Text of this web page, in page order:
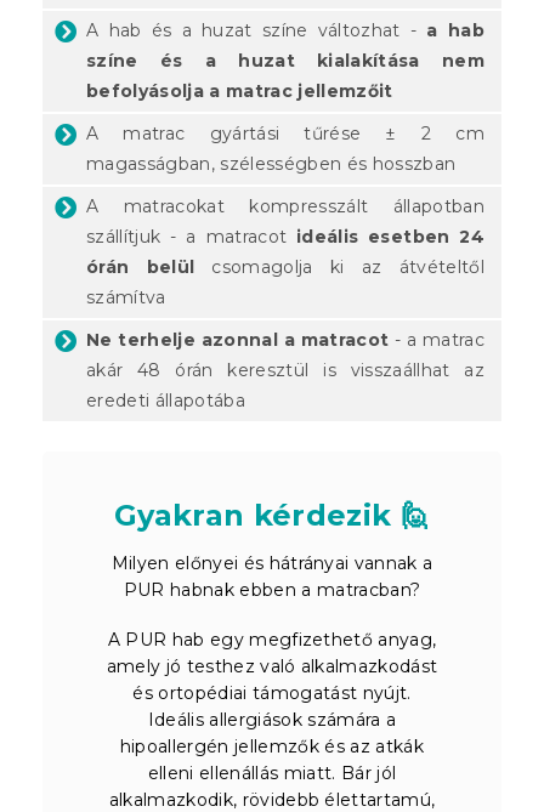
A hab és a huzat színe változhat - a hab
színe és a huzat kialakítása nem
befolyásolja a matrac jellemzőit
A matrac gyártási tűrése ± 2 cm
magasságban, szélességben és hosszban
A matracokat kompresszált állapotban
szállítjuk - a matracot ideális esetben 24
órán belül csomagolja ki az átvételtől
számítva
Ne terhelje azonnal a matracot - a matrac
akár 48 órán keresztül is visszaállhat az
eredeti állapotába
Gyakran kérdezik 🙋
Milyen előnyei és hátrányai vannak a
PUR habnak ebben a matracban?
A PUR hab egy megfizethető anyag,
amely jó testhez való alkalmazkodást
és ortopédiai támogatást nyújt.
Ideális allergiások számára a
hipoallergén jellemzők és az atkák
elleni ellenállás miatt. Bár jól
alkalmazkodik, rövidebb élettartamú,